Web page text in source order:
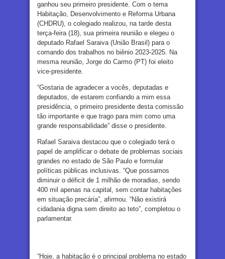
ganhou seu primeiro presidente. Com o tema
Habitação, Desenvolvimento e Reforma Urbana
(CHDRU), o colegiado realizou, na tarde desta
terça-feira (18), sua primeira reunião e elegeu o
deputado Rafael Saraiva (União Brasil) para o
comando dos trabalhos no biênio 2023-2025. Na
mesma reunião, Jorge do Carmo (PT) foi eleito
vice-presidente.
“Gostaria de agradecer a vocês, deputadas e
deputados, de estarem confiando a mim essa
presidência, o primeiro presidente desta comissão
tão importante e que trago para mim como uma
grande responsabilidade” disse o presidente.
Rafael Saraiva destacou que o colegiado terá o
papel de amplificar o debate de problemas sociais
grandes no estado de São Paulo e formular
políticas públicas inclusivas. “Que possamos
diminuir o déficit de 1 milhão de moradias, sendo
400 mil apenas na capital, sem contar habitações
em situação precária”, afirmou. “Não existirá
cidadania digna sem direito ao teto”, completou o
parlamentar.
“Hoje, a habitação é o principal problema no estado